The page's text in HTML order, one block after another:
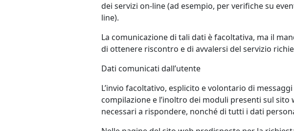
dei servizi on-line (ad esempio, per verifiche su
line).
La comunicazione di tali dati è facoltativa, ma il
di ottenere riscontro e di avvalersi del servizio
Dati comunicati dall’utente
L’invio facoltativo, esplicito e volontario di
compilazione e l’inoltro dei moduli presenti sul
necessari a rispondere, nonché di tutti i dati